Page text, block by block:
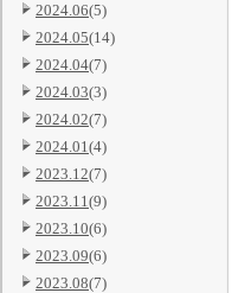
2024.06(5)
2024.05(14)
2024.04(7)
2024.03(3)
2024.02(7)
2024.01(4)
2023.12(7)
2023.11(9)
2023.10(6)
2023.09(6)
2023.08(7)